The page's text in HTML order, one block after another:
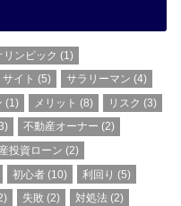
リンピック (1)
サイト (5) サラリーマン (4)
(1) メリット (8) リスク (3)
不動産オーナー (2)
投資ローン (2)
初心者 (10) 利回り (5)
失敗 (2) 対処法 (2)